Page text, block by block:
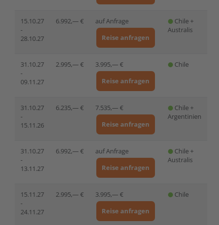
15.10.27
-
28.10.27
6.992,— €
auf Anfrage
Reise anfragen
Chile +
Australis
31.10.27
-
09.11.27
2.995,— €
3.995,— €
Reise anfragen
Chile
31.10.27
-
15.11.26
6.235,— €
7.535,— €
Reise anfragen
Chile +
Argentinien
31.10.27
-
13.11.27
6.992,— €
auf Anfrage
Reise anfragen
Chile +
Australis
15.11.27
-
24.11.27
2.995,— €
3.995,— €
Reise anfragen
Chile